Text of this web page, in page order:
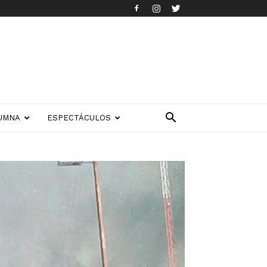
ESPECTÁCULOS